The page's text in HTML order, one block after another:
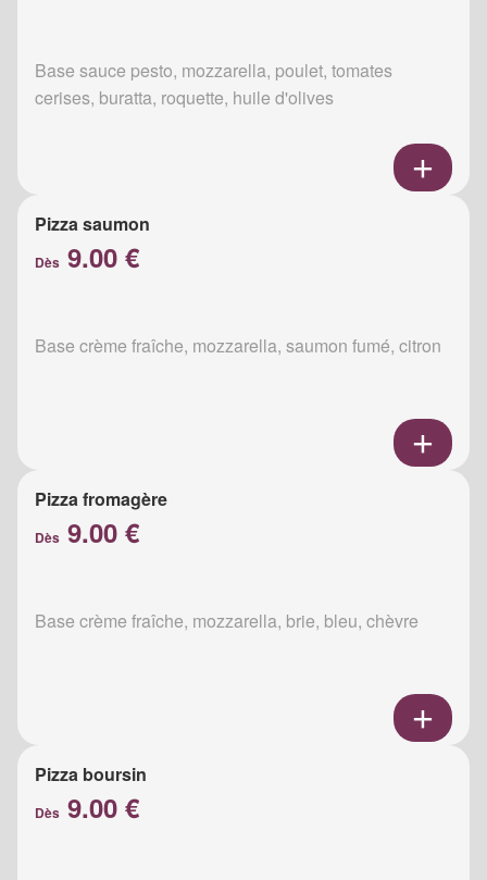
Base sauce pesto, mozzarella, poulet, tomates
cerises, buratta, roquette, huile d'olives
Pizza saumon
Dès 9.00 €
Base crème fraîche, mozzarella, saumon fumé, citron
Pizza fromagère
Dès 9.00 €
Base crème fraîche, mozzarella, brie, bleu, chèvre
Pizza boursin
Dès 9.00 €